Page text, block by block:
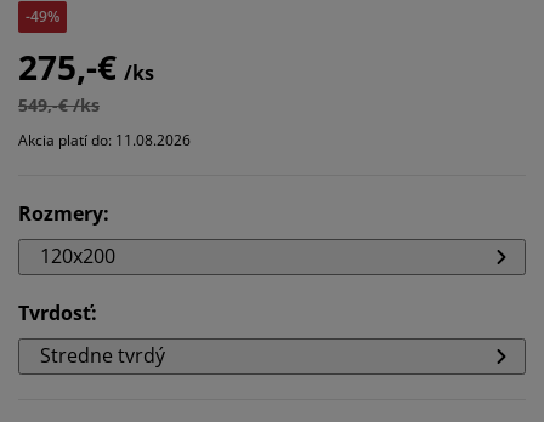
-49%
275,-€ /ks
549,-€ /ks
Akcia platí do: 11.08.2026
Rozmery:
120x200
Tvrdosť:
Stredne tvrdý